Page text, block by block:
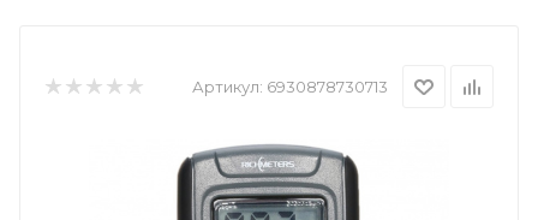
Артикул: 6930878730713